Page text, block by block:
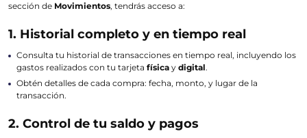
sección de Movimientos, tendrás acceso a:
1. Historial completo y en tiempo real
Consulta tu historial de transacciones en tiempo real, incluyendo los
gastos realizados con tu tarjeta física y digital.
Obtén detalles de cada compra: fecha, monto, y lugar de la
transacción.
2. Control de tu saldo y pagos